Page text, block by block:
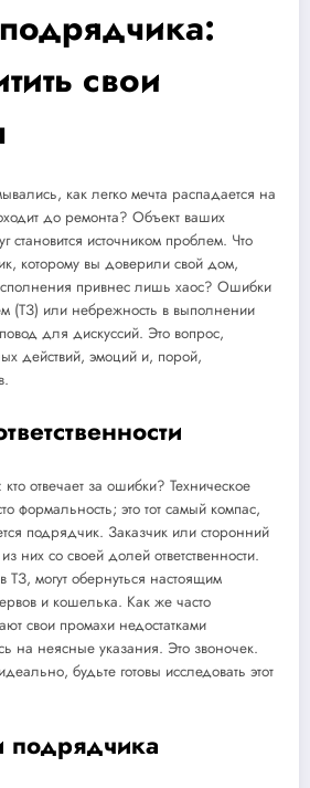
свои
как легко мечта распадается на
до ремонта? Объект ваших
становится источником проблем. Что
которому вы доверили свой дом,
привнес лишь хаос? Ошибки
(ТЗ) или небрежность в выполнении
для дискуссий. Это вопрос,
действий, эмоций и, порой,
отвечает за ошибки? Техническое
формальность; это тот самый компас,
подрядчик. Заказчик или сторонний
них со своей долей ответственности.
могут обернуться настоящим
и кошелька. Как же часто
свои промахи недостатками
на неясные указания. Это звоночек.
будьте готовы исследовать этот
подрядчика